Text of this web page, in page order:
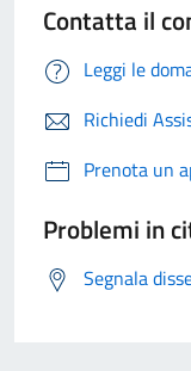
Contatta il
Leggi le
Richiedi
Prenota un
Problemi in
Segnala